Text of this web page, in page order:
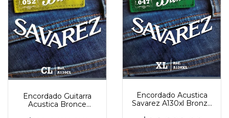
Encordado Guitarra
Acustica Bronce
Encordado Acustica
Savarez A130xl Bronze